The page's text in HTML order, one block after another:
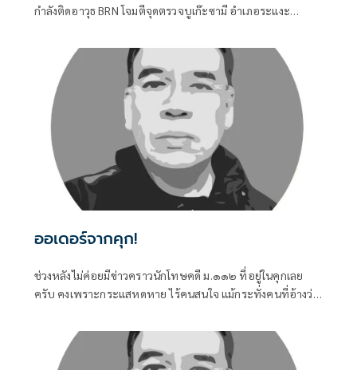
กำลังติดอาวุธ BRN โจมตีจุดตรวจบูเก๊ะซามี อำเภอระแงะ
ไม่สู้ดีเลยครับ
ออเดอร์จากคุก!
ช่วงหลังไม่ค่อยมีข่าวคราวนักโทษคดี ม.๑๑๒ ที่อยู่ในคุกเลย
ครับ คงเพราะกระแสหดหาย ไร้คนสนใจ แม้กระทั่งคนที่อ้างว่า
กลับเข้าไปในคุก